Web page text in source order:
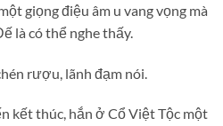
giọng điệu âm u vang vọng mà
là có thể nghe thấy.
rượu, lãnh đạm nói.
kết thúc, hắn ở Cổ Việt Tộc một